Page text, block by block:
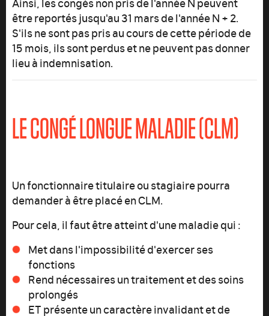
être reportés jusqu'au 31 mars de l'année N + 2.
S'ils ne sont pas pris au cours de cette période de
15 mois, ils sont perdus et ne peuvent pas donner
lieu à indemnisation.
LE CONGÉ LONGUE MALADIE (CLM)
Un fonctionnaire titulaire ou stagiaire pourra
demander à être placé en CLM.
Pour cela, il faut être atteint d'une maladie qui :
Met dans l'impossibilité d'exercer ses
fonctions
Rend nécessaires un traitement et des soins
prolongés
ET présente un caractère invalidant et de